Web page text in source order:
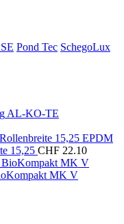
Pond Tec SchegoLux
AL-KO-TE
EPDM
15,25 CHF 22.10
MK V